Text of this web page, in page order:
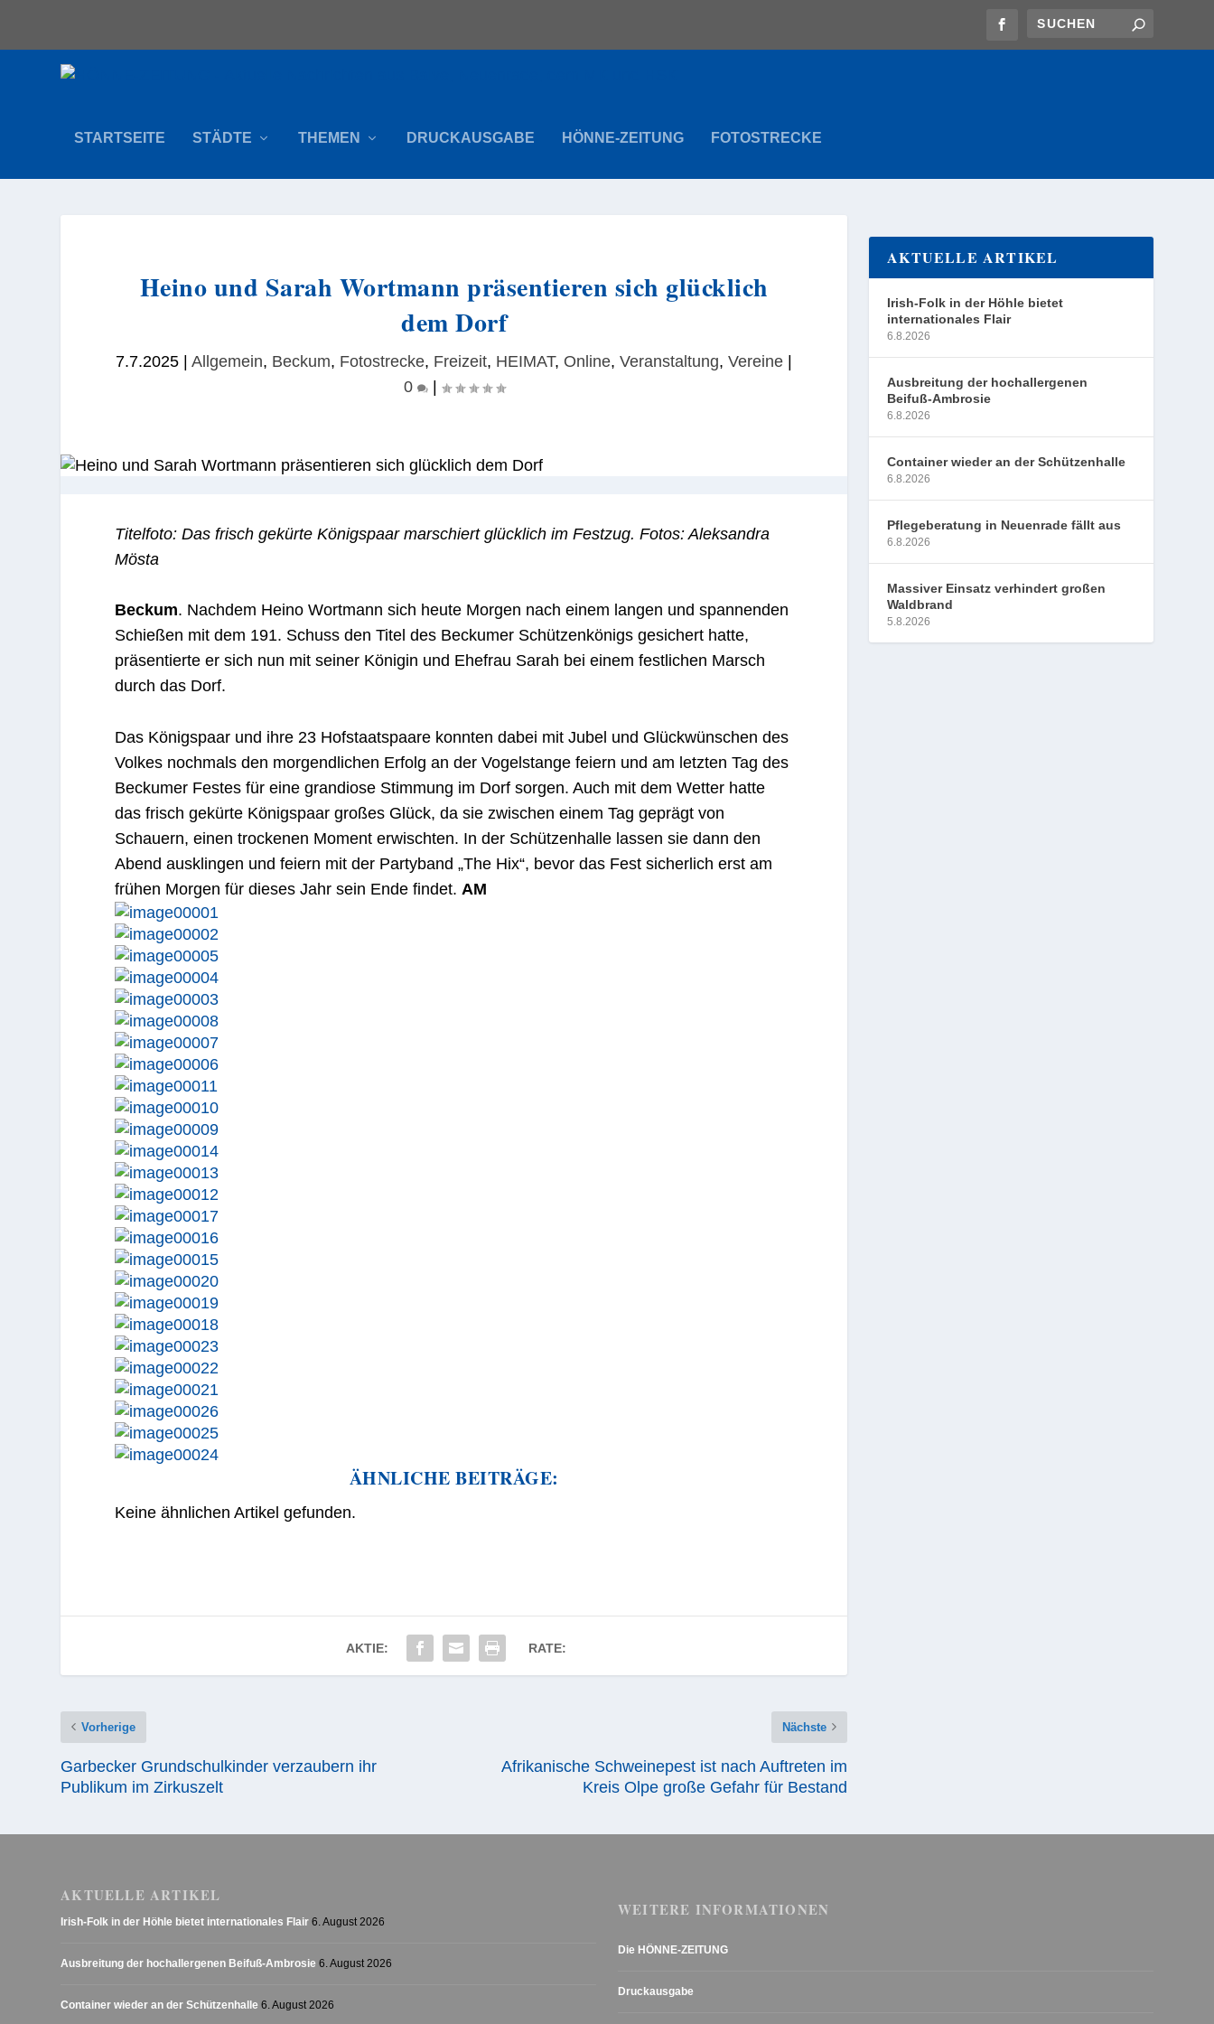
STARTSEITE STÄDTE THEMEN DRUCKAUSGABE HÖNNE-ZEITUNG FOTOSTRECKE
Heino und Sarah Wortmann präsentieren sich glücklich
dem Dorf
7.7.2025 |Allgemein, Beckum, Fotostrecke, Freizeit, HEIMAT, Online,Veranstaltung,Vereine
0
|
Titelfoto: Das frisch gekürte Königspaar marschiert glücklich im Festzug. Fotos: Aleksandra
Mösta
Beckum. Nachdem Heino Wortmann sich heute Morgen nach einem langen und spannenden
Schießen mit dem 191. Schuss den Titel des Beckumer Schützenkönigs gesichert hatte,
präsentierte er sich nun mit seiner Königin und Ehefrau Sarah bei einem festlichen Marsch
durch das Dorf.
Das Königspaar und ihre 23 Hofstaatspaare konnten dabei mit Jubel und Glückwünschen des
Volkes nochmals den morgendlichen Erfolg an der Vogelstange feiern und am letzten Tag des
Beckumer Festes für eine grandiose Stimmung im Dorf sorgen. Auch mit dem Wetter hatte
das frisch gekürte Königspaar großes Glück, da sie zwischen einem Tag geprägt von
Schauern, einen trockenen Moment erwischten. In der Schützenhalle lassen sie dann den
Abend ausklingen und feiern mit der Partyband „The Hix“, bevor das Fest sicherlich erst am
frühen Morgen für dieses Jahr sein Ende findet. AM
ÄHNLICHE BEITRÄGE:
Keine ähnlichen Artikel gefunden.
AKTIE: RATE:
Vorherige
Garbecker Grundschulkinder verzaubern ihr
Publikum im Zirkuszelt
Nächste
Afrikanische Schweinepest ist nach Auftreten im
Kreis Olpe große Gefahr für Bestand
AKTUELLE ARTIKEL
Irish-Folk in der Höhle bietet
internationales Flair
6.8.2026
Ausbreitung der hochallergenen
Beifuß-Ambrosie
6.8.2026
Container wieder an der Schützenhalle
6.8.2026
Pflegeberatung in Neuenrade fällt aus
6.8.2026
Massiver Einsatz verhindert großen
Waldbrand
5.8.2026
AKTUELLE ARTIKEL
Irish-Folk in der Höhle bietet internationales Flair 6. August 2026
Ausbreitung der hochallergenen Beifuß-Ambrosie 6. August 2026
Container wieder an der Schützenhalle 6. August 2026
WEITERE INFORMATIONEN
Die HÖNNE-ZEITUNG
Druckausgabe